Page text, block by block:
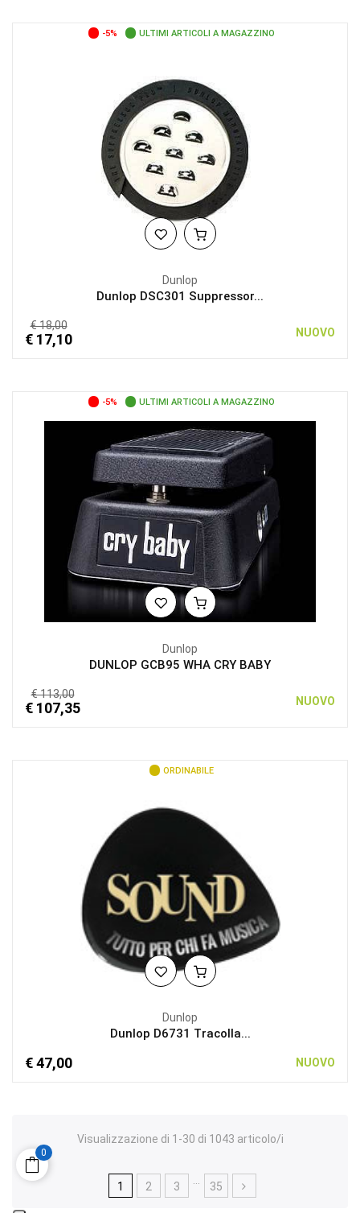
-5% ULTIMI ARTICOLI A MAGAZZINO
Dunlop
Dunlop DSC301 Suppressor...
€ 18,00
€ 17,10 NUOVO
-5% ULTIMI ARTICOLI A MAGAZZINO
Dunlop
DUNLOP GCB95 WHA CRY BABY
€ 113,00
€ 107,35 NUOVO
ORDINABILE
Dunlop
Dunlop D6731 Tracolla...
€ 47,00 NUOVO
Visualizzazione di 1-30 di 1043 articolo/i
1 2 3 35
0